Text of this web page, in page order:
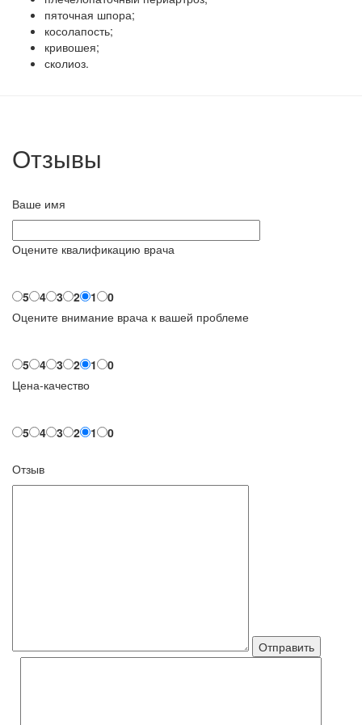
пяточная шпора;
косолапость;
кривошея;
сколиоз.
Отзывы
Ваше имя
Оцените квалификацию врача
5 4 3 2 1
0
Оцените внимание врача к вашей проблеме
5 4 3 2 1
0
Цена-качество
5 4 3 2 1 0
Отзыв